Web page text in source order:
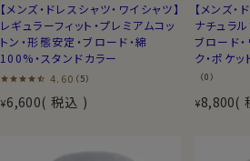
【メンズ・ドレスシャツ・ワイシャツ】
レギュラーフィット・プレミアムコッ
トン・形態安定・ブロード・綿
100%・スタンドカラー
4.60 （5）
¥6,600 税込
【メンズ・
ナチュラル
ブロード
ク・ポケッ
（0）
¥8,800